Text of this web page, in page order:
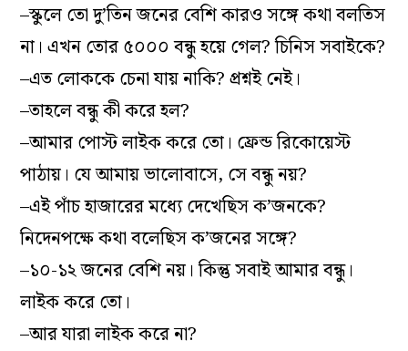
–স্কুলে তো দু’তিন জনের বেশি কারও সঙ্গে কথা বলতিস
না। এখন তোর ৫০০০ বন্ধু হয়ে গেল? চিনিস সবাইকে?
–এত লোককে চেনা যায় নাকি? প্রশ্নই নেই।
–তাহলে বন্ধু কী করে হল?
–আমার পোস্ট লাইক করে তো। ফ্রেন্ড রিকোয়েস্ট
পাঠায়। যে আমায় ভালোবাসে, সে বন্ধু নয়?
–এই পাঁচ হাজারের মধ্যে দেখেছিস ক’জনকে?
নিদেনপক্ষে কথা বলেছিস ক’জনের সঙ্গে?
–১০-১২ জনের বেশি নয়। কিন্তু সবাই আমার বন্ধু।
লাইক করে তো।
–আর যারা লাইক করে না?